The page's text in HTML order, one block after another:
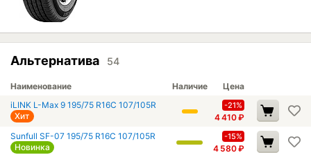
Альтернатива 54
Наименование Наличие
Цена
iLINK L-Max 9 195/75 R16C 107/105R
Хит
-21%
4 410₽
Sunfull SF-07 195/75 R16C 107/105R
Новинка
-15%
4 580₽